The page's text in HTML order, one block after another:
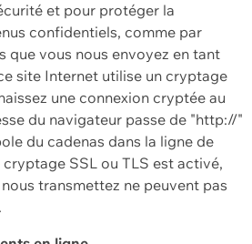
et pour protéger la
confidentiels, comme par
que vous nous envoyez en tant
site Internet utilise un cryptage
une connexion cryptée au
du navigateur passe de "http://"
du cadenas dans la ligne de
SSL ou TLS est activé,
transmettez ne peuvent pas